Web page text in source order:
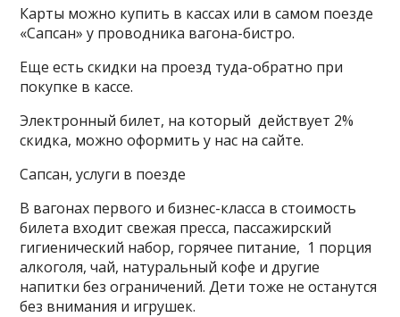
Карты можно купить в кассах или в самом поезде
«Сапсан» у проводника вагона-бистро.
Еще есть скидки на проезд туда-обратно при
покупке в кассе.
Электронный билет, на который действует 2%
скидка, можно оформить у нас на сайте.
Сапсан, услуги в поезде
В вагонах первого и бизнес-класса в стоимость
билета входит свежая пресса, пассажирский
гигиенический набор, горячее питание, 1 порция
алкоголя, чай, натуральный кофе и другие
напитки без ограничений. Дети тоже не останутся
без внимания и игрушек.